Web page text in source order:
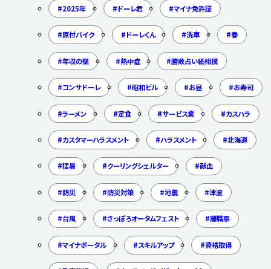
2025年 ドーレ君 マイナ免許証
原付バイク ドーレくん 洗車 春
年収の壁 熱中症 勝敗占い紙相撲
コンサドーレ 昭和ビル お昼 お寿司
ラーメン 定食 サービス業 カスハラ
カスタマーハラスメント ハラスメント 北海道
猛暑 クーリングシェルター 献血
防災 防災対策 地震 津波
台風 さっぽろオータムフェスト 離職票
マイナポータル スキルアップ 資格取得